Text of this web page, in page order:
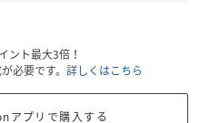
ント最大3倍！
必要です。 詳しくはこちら
プリで購入する